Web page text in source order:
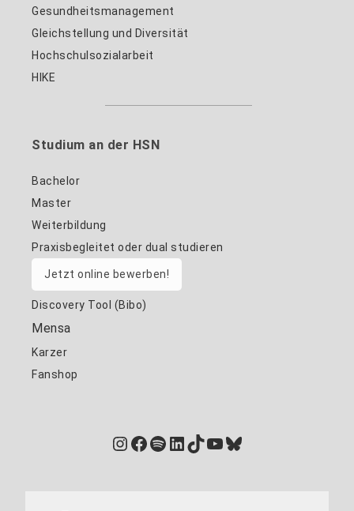
Gesundheitsmanagement
Gleichstellung und Diversität
Hochschulsozialarbeit
HIKE
Studium an der HSN
Bachelor
Master
Weiterbildung
Praxisbegleitet oder dual studieren
Jetzt online bewerben!
Discovery Tool (Bibo)
Mensa
Karzer
Fanshop
Instagram
Facebook
Spotify
LinkedIn
TikTok
YouTube
Bluesky